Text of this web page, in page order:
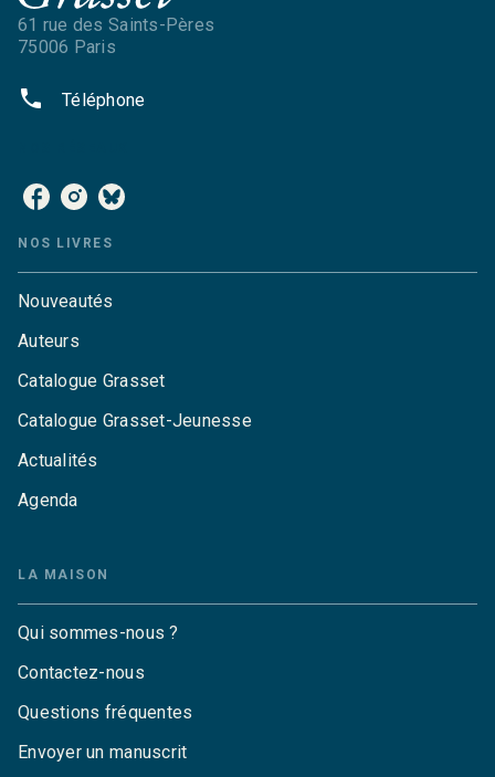
61 rue des Saints-Pères
75006 Paris
phone Téléphone
NOS LIVRES
Nouveautés
Auteurs
Catalogue Grasset
Catalogue Grasset-Jeunesse
Actualités
Agenda
LA MAISON
Qui sommes-nous ?
Contactez-nous
Questions fréquentes
Envoyer un manuscrit